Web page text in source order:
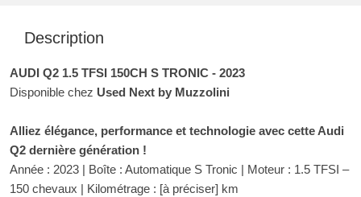
Description
AUDI Q2 1.5 TFSI 150CH S TRONIC - 2023
Disponible chez Used Next by Muzzolini
Alliez élégance, performance et technologie avec cette Audi
Q2 dernière génération !
Année : 2023 | Boîte : Automatique S Tronic | Moteur : 1.5 TFSI –
150 chevaux | Kilométrage : [à préciser] km